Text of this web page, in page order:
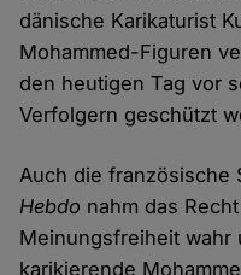
dänische Karikaturist
Mohammed-Figuren
den heutigen Tag vor
Verfolgern geschützt
Auch die französische
Hebdo nahm das
Meinungsfreiheit wahr
karikierende